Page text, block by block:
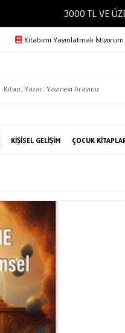
3000 TL VE
Kitabımı Yayınlatmak İstiyorum
KİŞİSEL GELİŞİM ÇOCUK